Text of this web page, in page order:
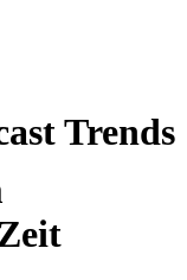
Trends